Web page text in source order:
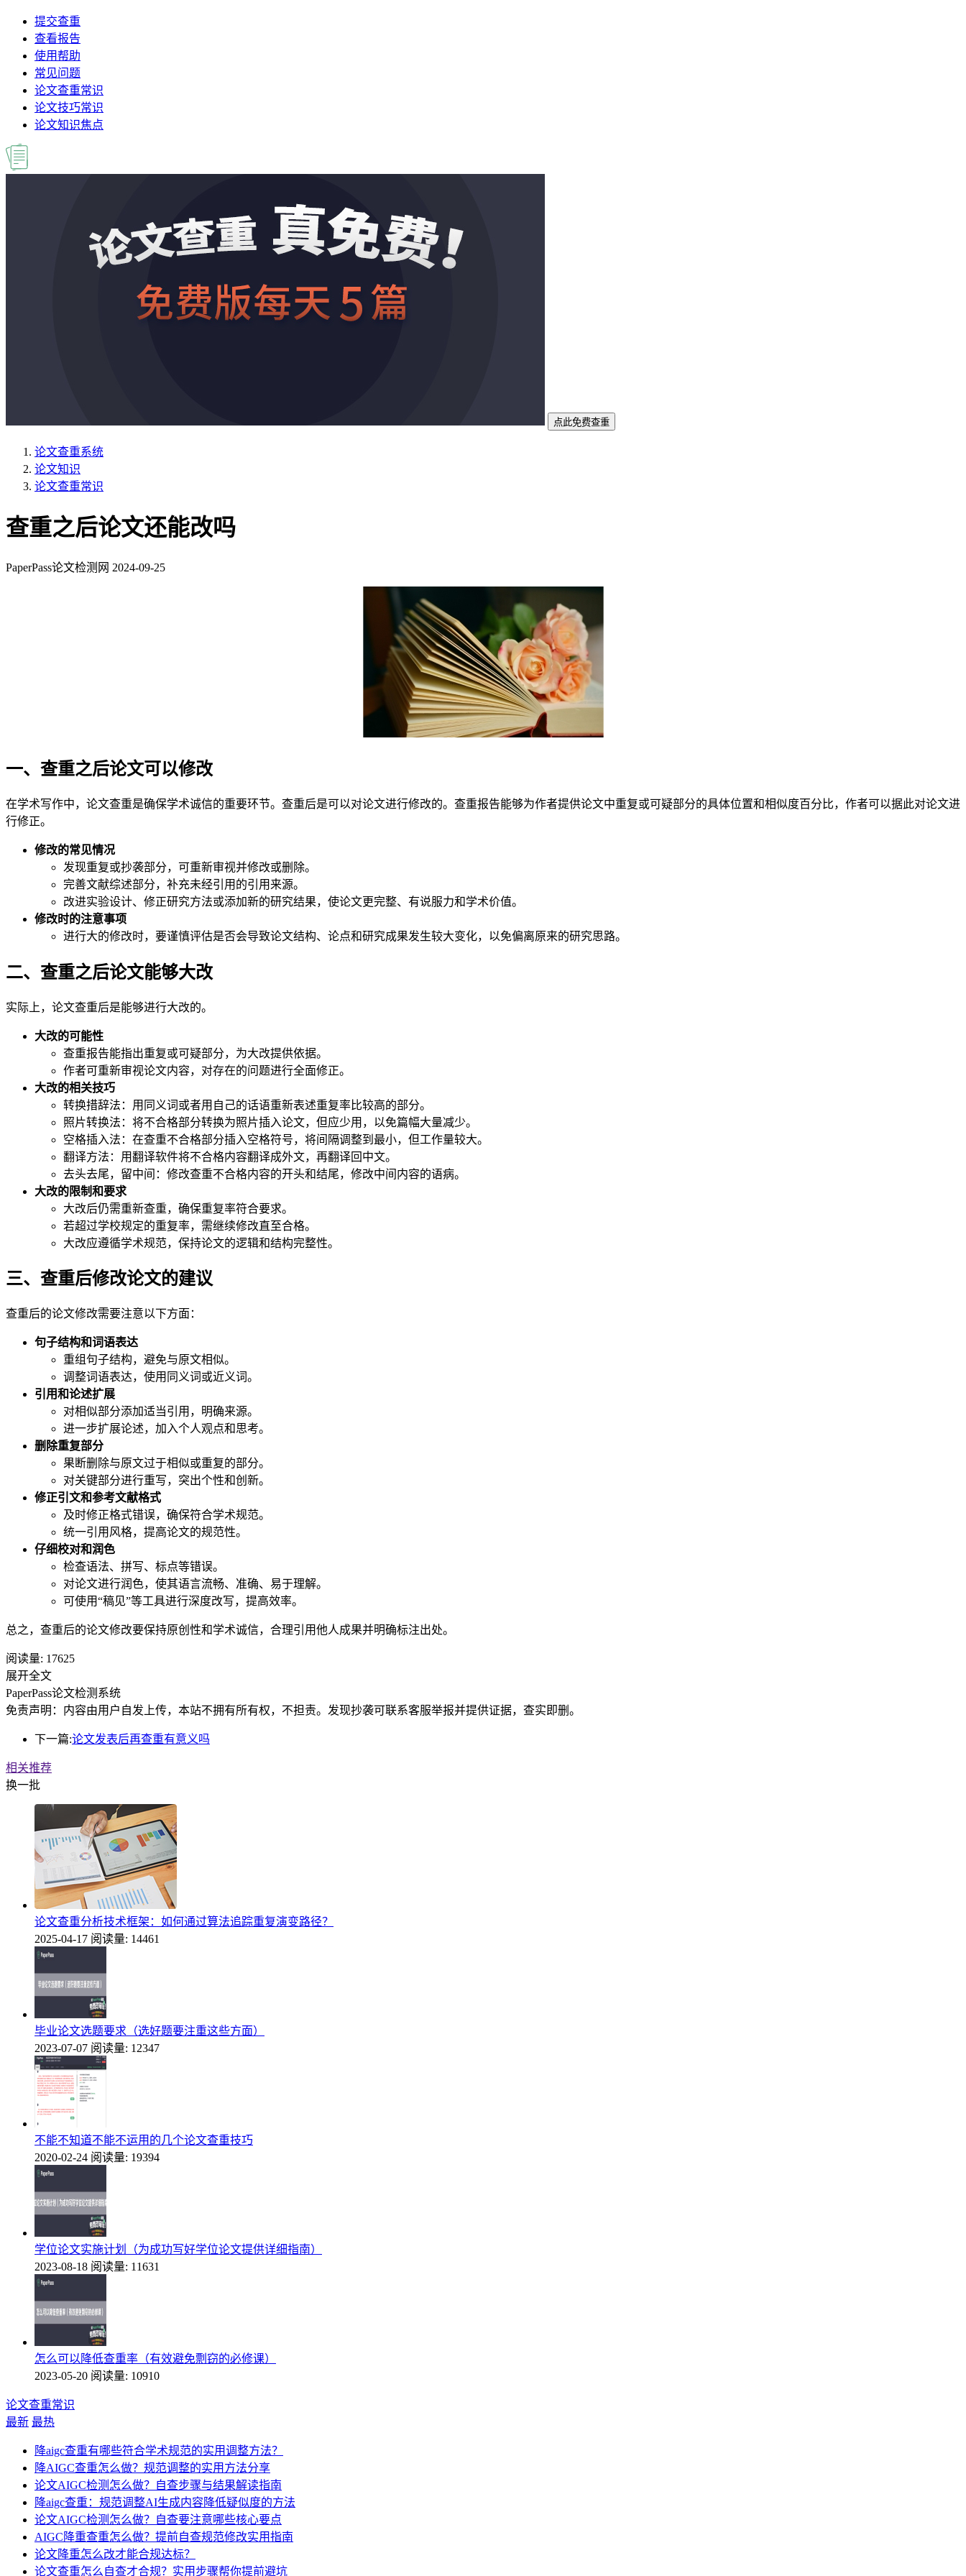
提交查重
查看报告
使用帮助
常见问题
论文查重常识
论文技巧常识
论文知识焦点
点此免费查重
论文查重系统
论文知识
论文查重常识
查重之后论文还能改吗
PaperPass论文检测网 2024-09-25
一、查重之后论文可以修改
在学术写作中，论文查重是确保学术诚信的重要环节。查重后是可以对论文进行修改的。查重报告能够为作者提供论文中重复或可疑部分的具体位置和相似度百分比，作者可以据此对论文进
行修正。
修改的常见情况
发现重复或抄袭部分，可重新审视并修改或删除。
完善文献综述部分，补充未经引用的引用来源。
改进实验设计、修正研究方法或添加新的研究结果，使论文更完整、有说服力和学术价值。
修改时的注意事项
进行大的修改时，要谨慎评估是否会导致论文结构、论点和研究成果发生较大变化，以免偏离原来的研究思路。
二、查重之后论文能够大改
实际上，论文查重后是能够进行大改的。
大改的可能性
查重报告能指出重复或可疑部分，为大改提供依据。
作者可重新审视论文内容，对存在的问题进行全面修正。
大改的相关技巧
转换措辞法：用同义词或者用自己的话语重新表述重复率比较高的部分。
照片转换法：将不合格部分转换为照片插入论文，但应少用，以免篇幅大量减少。
空格插入法：在查重不合格部分插入空格符号，将间隔调整到最小，但工作量较大。
翻译方法：用翻译软件将不合格内容翻译成外文，再翻译回中文。
去头去尾，留中间：修改查重不合格内容的开头和结尾，修改中间内容的语病。
大改的限制和要求
大改后仍需重新查重，确保重复率符合要求。
若超过学校规定的重复率，需继续修改直至合格。
大改应遵循学术规范，保持论文的逻辑和结构完整性。
三、查重后修改论文的建议
查重后的论文修改需要注意以下方面：
句子结构和词语表达
重组句子结构，避免与原文相似。
调整词语表达，使用同义词或近义词。
引用和论述扩展
对相似部分添加适当引用，明确来源。
进一步扩展论述，加入个人观点和思考。
删除重复部分
果断删除与原文过于相似或重复的部分。
对关键部分进行重写，突出个性和创新。
修正引文和参考文献格式
及时修正格式错误，确保符合学术规范。
统一引用风格，提高论文的规范性。
仔细校对和润色
检查语法、拼写、标点等错误。
对论文进行润色，使其语言流畅、准确、易于理解。
可使用“稿见”等工具进行深度改写，提高效率。
总之，查重后的论文修改要保持原创性和学术诚信，合理引用他人成果并明确标注出处。
阅读量: 17625
展开全文
PaperPass论文检测系统
免责声明：内容由用户自发上传，本站不拥有所有权，不担责。发现抄袭可联系客服举报并提供证据，查实即删。
下一篇:论文发表后再查重有意义吗
相关推荐
换一批
论文查重分析技术框架：如何通过算法追踪重复演变路径？
2025-04-17 阅读量: 14461
毕业论文选题要求（选好题要注重这些方面）
2023-07-07 阅读量: 12347
不能不知道不能不运用的几个论文查重技巧
2020-02-24 阅读量: 19394
学位论文实施计划（为成功写好学位论文提供详细指南）
2023-08-18 阅读量: 11631
怎么可以降低查重率（有效避免剽窃的必修课）
2023-05-20 阅读量: 10910
论文查重常识
最新 最热
降aigc查重有哪些符合学术规范的实用调整方法？
降AIGC查重怎么做？规范调整的实用方法分享
论文AIGC检测怎么做？自查步骤与结果解读指南
降aigc查重：规范调整AI生成内容降低疑似度的方法
论文AIGC检测怎么做？自查要注意哪些核心要点
AIGC降重查重怎么做？提前自查规范修改实用指南
论文降重怎么改才能合规达标？
论文查重怎么自查才合规？实用步骤帮你提前避坑